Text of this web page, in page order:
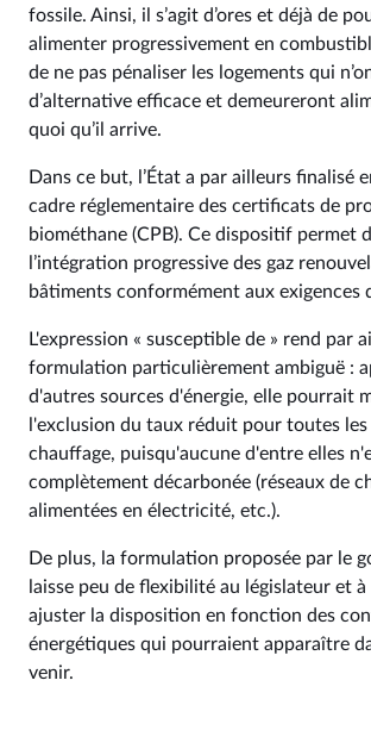
fossile. Ainsi, il s’agit d’ores et déjà de
alimenter progressivement en
de ne pas pénaliser les logements qui
d’alternative efficace et demeureront
quoi qu’il arrive.
Dans ce but, l’État a par ailleurs finalisé
cadre réglementaire des certificats de
biométhane (CPB). Ce dispositif permet
l’intégration progressive des gaz
bâtiments conformément aux exigences
L'expression « susceptible de » rend par
formulation particulièrement ambiguë :
d'autres sources d'énergie, elle pourrait
l'exclusion du taux réduit pour toutes
chauffage, puisqu'aucune d'entre elles
complètement décarbonée (réseaux de
alimentées en électricité, etc.).
De plus, la formulation proposée par le
laisse peu de flexibilité au législateur et
ajuster la disposition en fonction des
énergétiques qui pourraient apparaître
venir.